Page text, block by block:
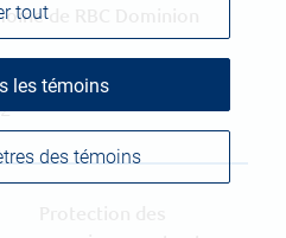
de RBC Dominion
des témoins
tout
les témoins